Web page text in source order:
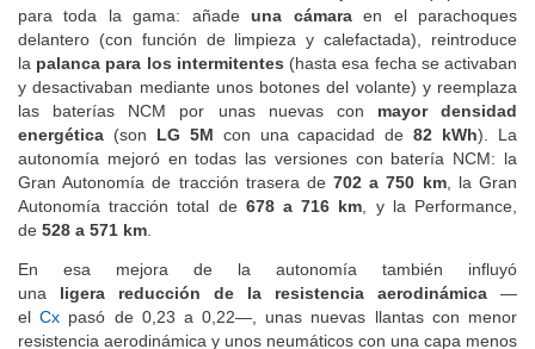
Enoctubre de 2025
, Tesla anunció mejoras de equipamiento
para toda la gama: añadeuna cámaraen el parachoques
delantero (con función de limpieza y calefactada), reintroduce
lapalanca para los intermitentes(hasta esa fecha se activaban
y desactivaban mediante unos botones del volante) y reemplaza
las baterías NCM por unas nuevas con
mayor densidad
energética(sonLG 5Mcon una capacidad de82 kWh). La
autonomía mejoró en todas las versiones con batería NCM: la
Gran Autonomía de tracción trasera de 702 a 750 km, la Gran
Autonomía tracción total de
En esa mejora de la autonomía también influyó
una ligera reducción de la resistencia aerodinámica—
elCxpasó de 0,23 a 0,22—, unas nuevas llantas con menor